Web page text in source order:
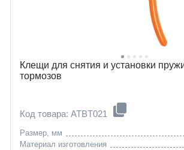
Клещи для снятия и установки
тормозов
Код товара: ATBT021
Размер, мм
Материал изготовления